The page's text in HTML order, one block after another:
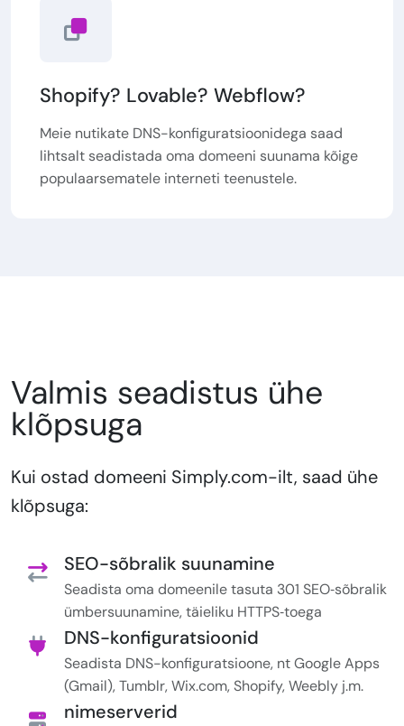
Shopify? Lovable? Webflow?
Meie nutikate DNS-konfiguratsioonidega saad
lihtsalt seadistada oma domeeni suunama kõige
populaarsematele interneti teenustele.
Valmis seadistus ühe
klõpsuga
Kui ostad domeeni Simply.com-ilt, saad ühe
klõpsuga:
SEO-sõbralik suunamine
Seadista oma domeenile tasuta 301 SEO‑sõbralik
ümbersuunamine, täieliku HTTPS‑toega
DNS-konfiguratsioonid
Seadista DNS-konfiguratsioone, nt Google Apps
(Gmail), Tumblr, Wix.com, Shopify, Weebly j.m.
nimeserverid